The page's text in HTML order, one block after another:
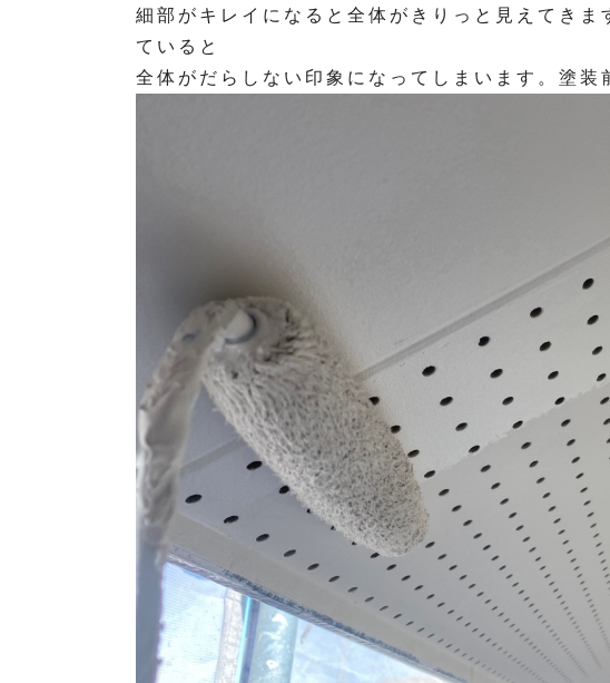
細部がキレイになると全体がきりっと見えてき
ていると
全体がだらしない印象になってしまいます。塗装